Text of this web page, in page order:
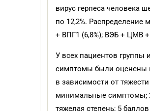
вирус герпеса человека
по 12,2%.
+ ВПГ1 (6,8%); ВЭБ + ЦМВ +
У всех пациентов группы
симптомы были оценены
в зависимости от
минимальные симптомы;
тяжелая степень; 5